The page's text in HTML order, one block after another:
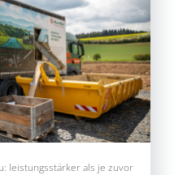
leistungsstärker als je zuvor